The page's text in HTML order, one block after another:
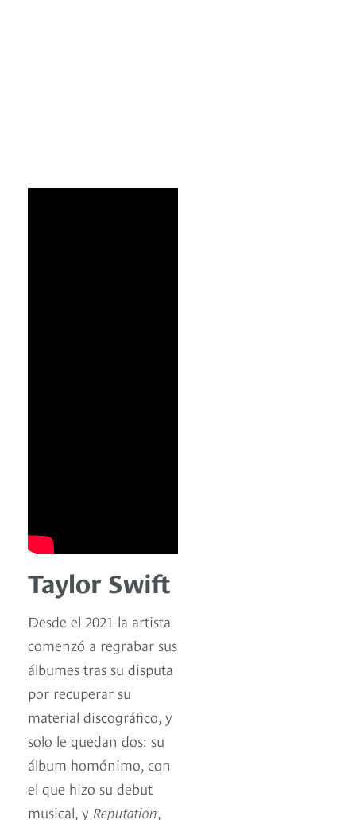
Taylor Swift
Desde el 2021 la artista
comenzó a regrabar sus
álbumes tras su disputa
por recuperar su
material discográfico, y
solo le quedan dos: su
álbum homónimo, con
el que hizo su debut
musical, y Reputation,